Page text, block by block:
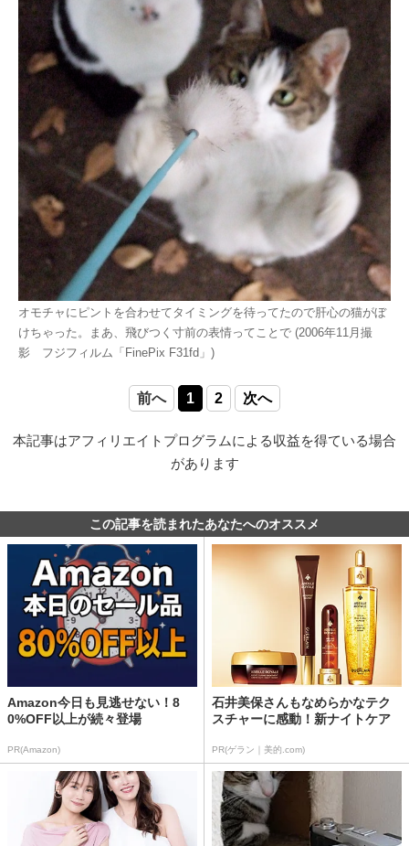
オモチャにピントを合わせてタイミングを待ってたので肝心の猫がぼ
けちゃった。まあ、飛びつく寸前の表情ってことで (2006年11月撮
影 フジフィルム「FinePix F31fd」)
前へ 1 2 次へ
本記事はアフィリエイトプログラムによる収益を得ている場合
があります
この記事を読まれたあなたへのオススメ
Amazon今日も見逃せない！8
0%OFF以上が続々登場
PR(Amazon)
石井美保さんもなめらかなテク
スチャーに感動！新ナイトケア
PR(ゲラン｜美的.com)